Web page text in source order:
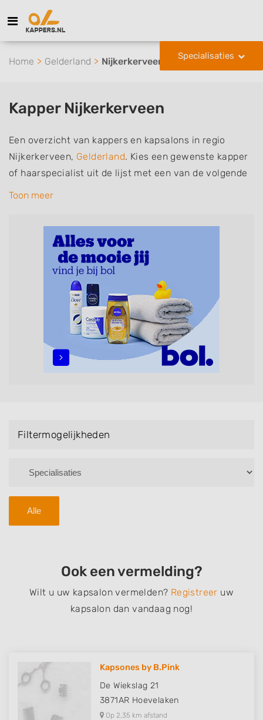
Specialisaties
Home Gelderland Nijkerkerveen
Kapper Nijkerkerveen
Een overzicht van kappers en kapsalons in regio
Nijkerkerveen, Gelderland. Kies een gewenste kapper
of haarspecialist uit de lijst met een van de volgende
specialisaties of aantekeningen: mannen of
zonder afspraak terecht kunt. De vermelde kappers
kunnen uw haren wassen, knippen, föhnen en kleuren,
maar ook helpen met extensions, balyage, invlechten,
opsteken, weave, een keratinebehandeling, een
permanent, een bruidkapsel, make-up & visagie,
epileren, schoonheidsbehandelingen, het trimmen van
een baard en pruiken. U kunt de zoekresultaten
filteren met behulp van de specialisatie filter en u
Toon meer
Filtermogelijkheden
Alle
Ook een vermelding?
Wilt u uw kapsalon vermelden? Registreer uw
kapsalon dan vandaag nog!
Kapsones by B.Pink
De Wiekslag 21
3871AR Hoevelaken
Op 2,35 km afstand